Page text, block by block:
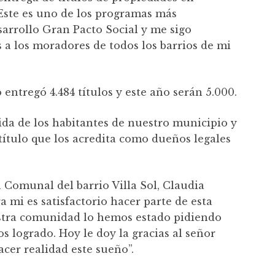
es uno de los programas más
Gran Pacto Social y me sigo
los moradores de todos los barrios de mi
4.484 títulos y este año serán 5.000.
de los habitantes de nuestro municipio y
que los acredita como dueños legales
Comunal del barrio Villa Sol, Claudia
mi es satisfactorio hacer parte de esta
comunidad lo hemos estado pidiendo
logrado. Hoy le doy la gracias al señor
realidad este sueño”.